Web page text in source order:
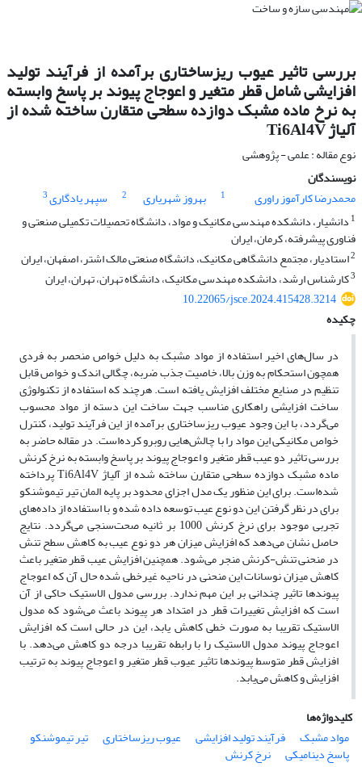
بررسی تاثیر عیوب ریزساختاری برآمده از فرآیند تولید
افزایشی شامل قطر متغیر و اعوجاج پیوند بر پاسخ وابسته
به نرخ ماده مشبک دوازده سطحی متقارن ساخته شده از
آلیاژ Ti6Al4V
نوع مقاله : علمی - پژوهشی
نویسندگان
محمدرضا کارآموز راوری
1 بهروز شهریاری 2 سپهر یادگاری3
1 دانشیار، دانشکده مهندسی مکانیک و مواد، دانشگاه تحصیلات تکمیلی صنعتی و
فناوری پیشرفته، کرمان، ایران
2استادیار، مجتمع دانشگاهی مکانیک، دانشگاه صنعتی مالک اشتر، اصفهان، ایران
3کارشناس ارشد، دانشکده مهندسی مکانیک، دانشگاه تهران، تهران، ایران
10.22065/jsce.2024.415428.3214
چکیده
در سال‌های اخیر استفاده از مواد مشبک به دلیل خواص منحصر به فردی
همچون استحکام به وزن بالا، خاصیت جذب ضربه، چگالی اندک و خواص قابل
تنظیم در صنایع مختلف افزایش یافته است. هرچند که استفاده از تکنولوژی
ساخت افزایشی راهکاری مناسب جهت ساخت این دسته از مواد محسوب
می‌گردد، با این وجود عیوب ریزساختاری برآمده از این فرآیند تولید، کنترل
خواص مکانیکی این مواد را با چالش‌هایی روبرو کرده‌است. در مقاله حاضر به
بررسی تاثیر دو عیب قطر متغیر و اعوجاج پیوند بر پاسخ وابسته به نرخ کرنش
ماده مشبک دوازده سطحی متقارن ساخته شده از آلیاژ Ti6Al4V پرداخته
شده‌است. برای این منظور یک مدل اجزای محدود بر پایه المان تیر تیموشنکو
برای در نظر گرفتن این دو نوع عیب توسعه داده شده و با استفاده از داده‌های
تجربی موجود برای نرخ کرنش 1000 بر ثانیه صحت‌سنجی می‌گردد. نتایج
حاصل نشان می‌دهد که افزایش میزان هر دو نوع عیب به کاهش سطح تنش
در منحنی تنش-کرنش منجر می‌شود. همچنین افزایش عیب قطر متغیر باعث
کاهش میزان نوسانات این منحنی در ناحیه غیرخطی شده حال آن که اعوجاج
پیوندها تاثیر چندانی بر این مهم ندارد. بررسی مدول الاستیک حاکی از آن
است که افزایش تغییرات قطر در امتداد هر پیوند باعث می‌شود که مدول
الاستیک تقریبا به صورت خطی کاهش یابد، این در حالی است که افزایش
اعوجاج پیوند مدول الاستیک را با رابطه تقریبا درجه دو کاهش می‌دهد. با
افزایش قطر متوسط پیوندها تاثیر عیوب قطر متغیر و اعوجاج پیوند به ترتیب
افزایش و کاهش می‌یابد.
کلیدواژه‌ها
مواد مشبک
فرآیند تولید افزایشی عیوب ریزساختاری تیر تیموشنکو
پاسخ دینامیکی
نرخ کرنش